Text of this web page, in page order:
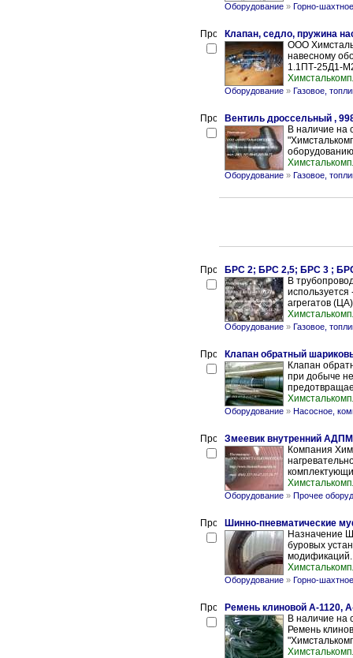
Оборудование » Горно-
Клапан, седло, пружина
ООО
навесному
1.1ПТ-25Д1-
Оборудование » Газовое,
Вентиль дроссельный ,
В наличие на
Оборудование » Газовое,
БРС 2; БРС 2,5; БРС 3 ;
В
агрегатов
Оборудование » Газовое,
Клапан обратный
Клапан
при добыче
Оборудование » Насосное,
Змеевик внутренний
Компания
Оборудование » Прочее
Шинно-пневматические
Назначение
буровых
модификаций.
Оборудование » Горно-
Ремень клиновой А-1120,
В наличие на
Ремень